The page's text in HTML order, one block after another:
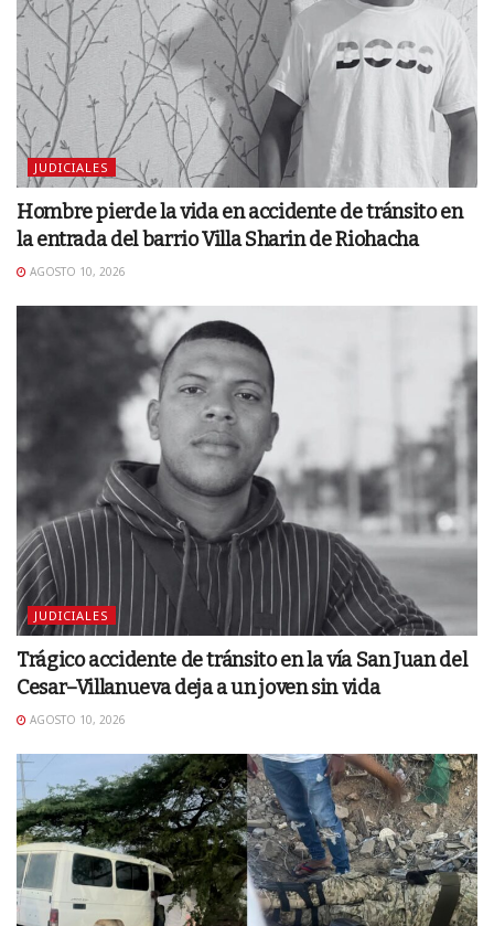
JUDICIALES
Hombre pierde la vida en accidente de tránsito en
la entrada del barrio Villa Sharin de Riohacha
AGOSTO 10, 2026
JUDICIALES
Trágico accidente de tránsito en la vía San Juan del
Cesar–Villanueva deja a un joven sin vida
AGOSTO 10, 2026